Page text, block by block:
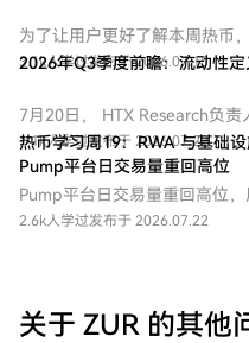
为了让用户更好了解本周热币
出学习赚币和交易赚币等活动
3.1k人学过发布于 2026.07.15
2026年Q3季度前瞻：流动性定
7月20日， HTX Research负责
师 Andy Liu 做客火币大咖讲堂
“2026年Q3季度前瞻：全球流
的加密市场新秩序”为主题，围
重定价、加密市场结构变化、
1.1k人学过发布于 2026.07.22
热币学习周19：RWA 与基础
Pump平台日交易量重回高位
Pump平台日交易量重回高位
万美元，推动 PUMP 回购。
2.6k人学过发布于 2026.07.22
关于 ZUR 的其他